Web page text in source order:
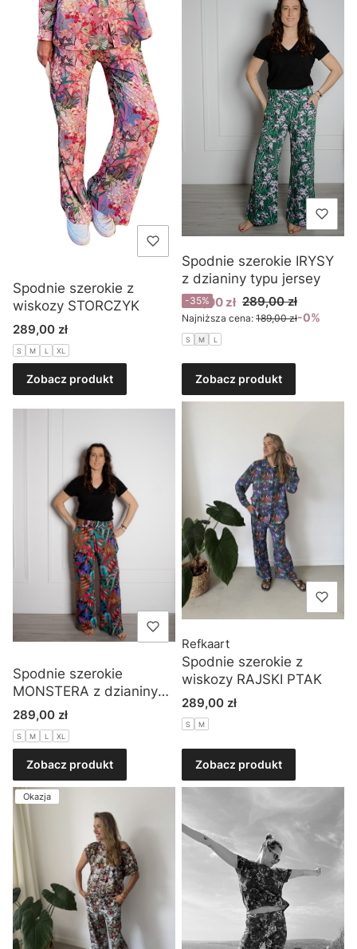
Spodnie szerokie z
wiskozy STORCZYK
Cena
289,00 zł
S M L XL
Zobacz produkt
Spodnie szerokie IRYSY
z dzianiny typu jersey
Cena promocyjna
189,00 zł 289,00 zł
-35%
Najniższa cena: 189,00 zł-0%
S M L
Zobacz produkt
Spodnie szerokie
MONSTERA z dzianiny
typu jersey
Cena
289,00 zł
S M L XL
Zobacz produkt
Spodnie szerokie z
wiskozy RAJSKI PTAK
Refkaart
Cena
289,00 zł
S M
Zobacz produkt
Okazja